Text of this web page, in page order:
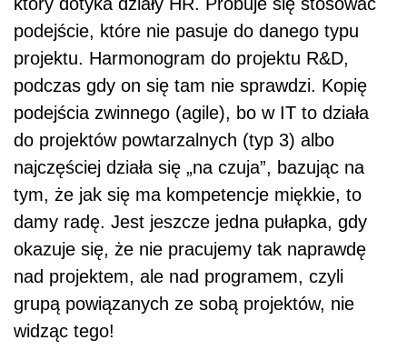
podejście, które nie pasuje do danego typu
projektu. Harmonogram do projektu R&D,
podczas gdy on się tam nie sprawdzi. Kopię
podejścia zwinnego (agile), bo w IT to działa
do projektów powtarzalnych (typ 3) albo
najczęściej działa się „na czuja”, bazując na
tym, że jak się ma kompetencje miękkie, to
damy radę. Jest jeszcze jedna pułapka, gdy
okazuje się, że nie pracujemy tak naprawdę
nad projektem, ale nad programem, czyli
grupą powiązanych ze sobą projektów, nie
widząc tego!